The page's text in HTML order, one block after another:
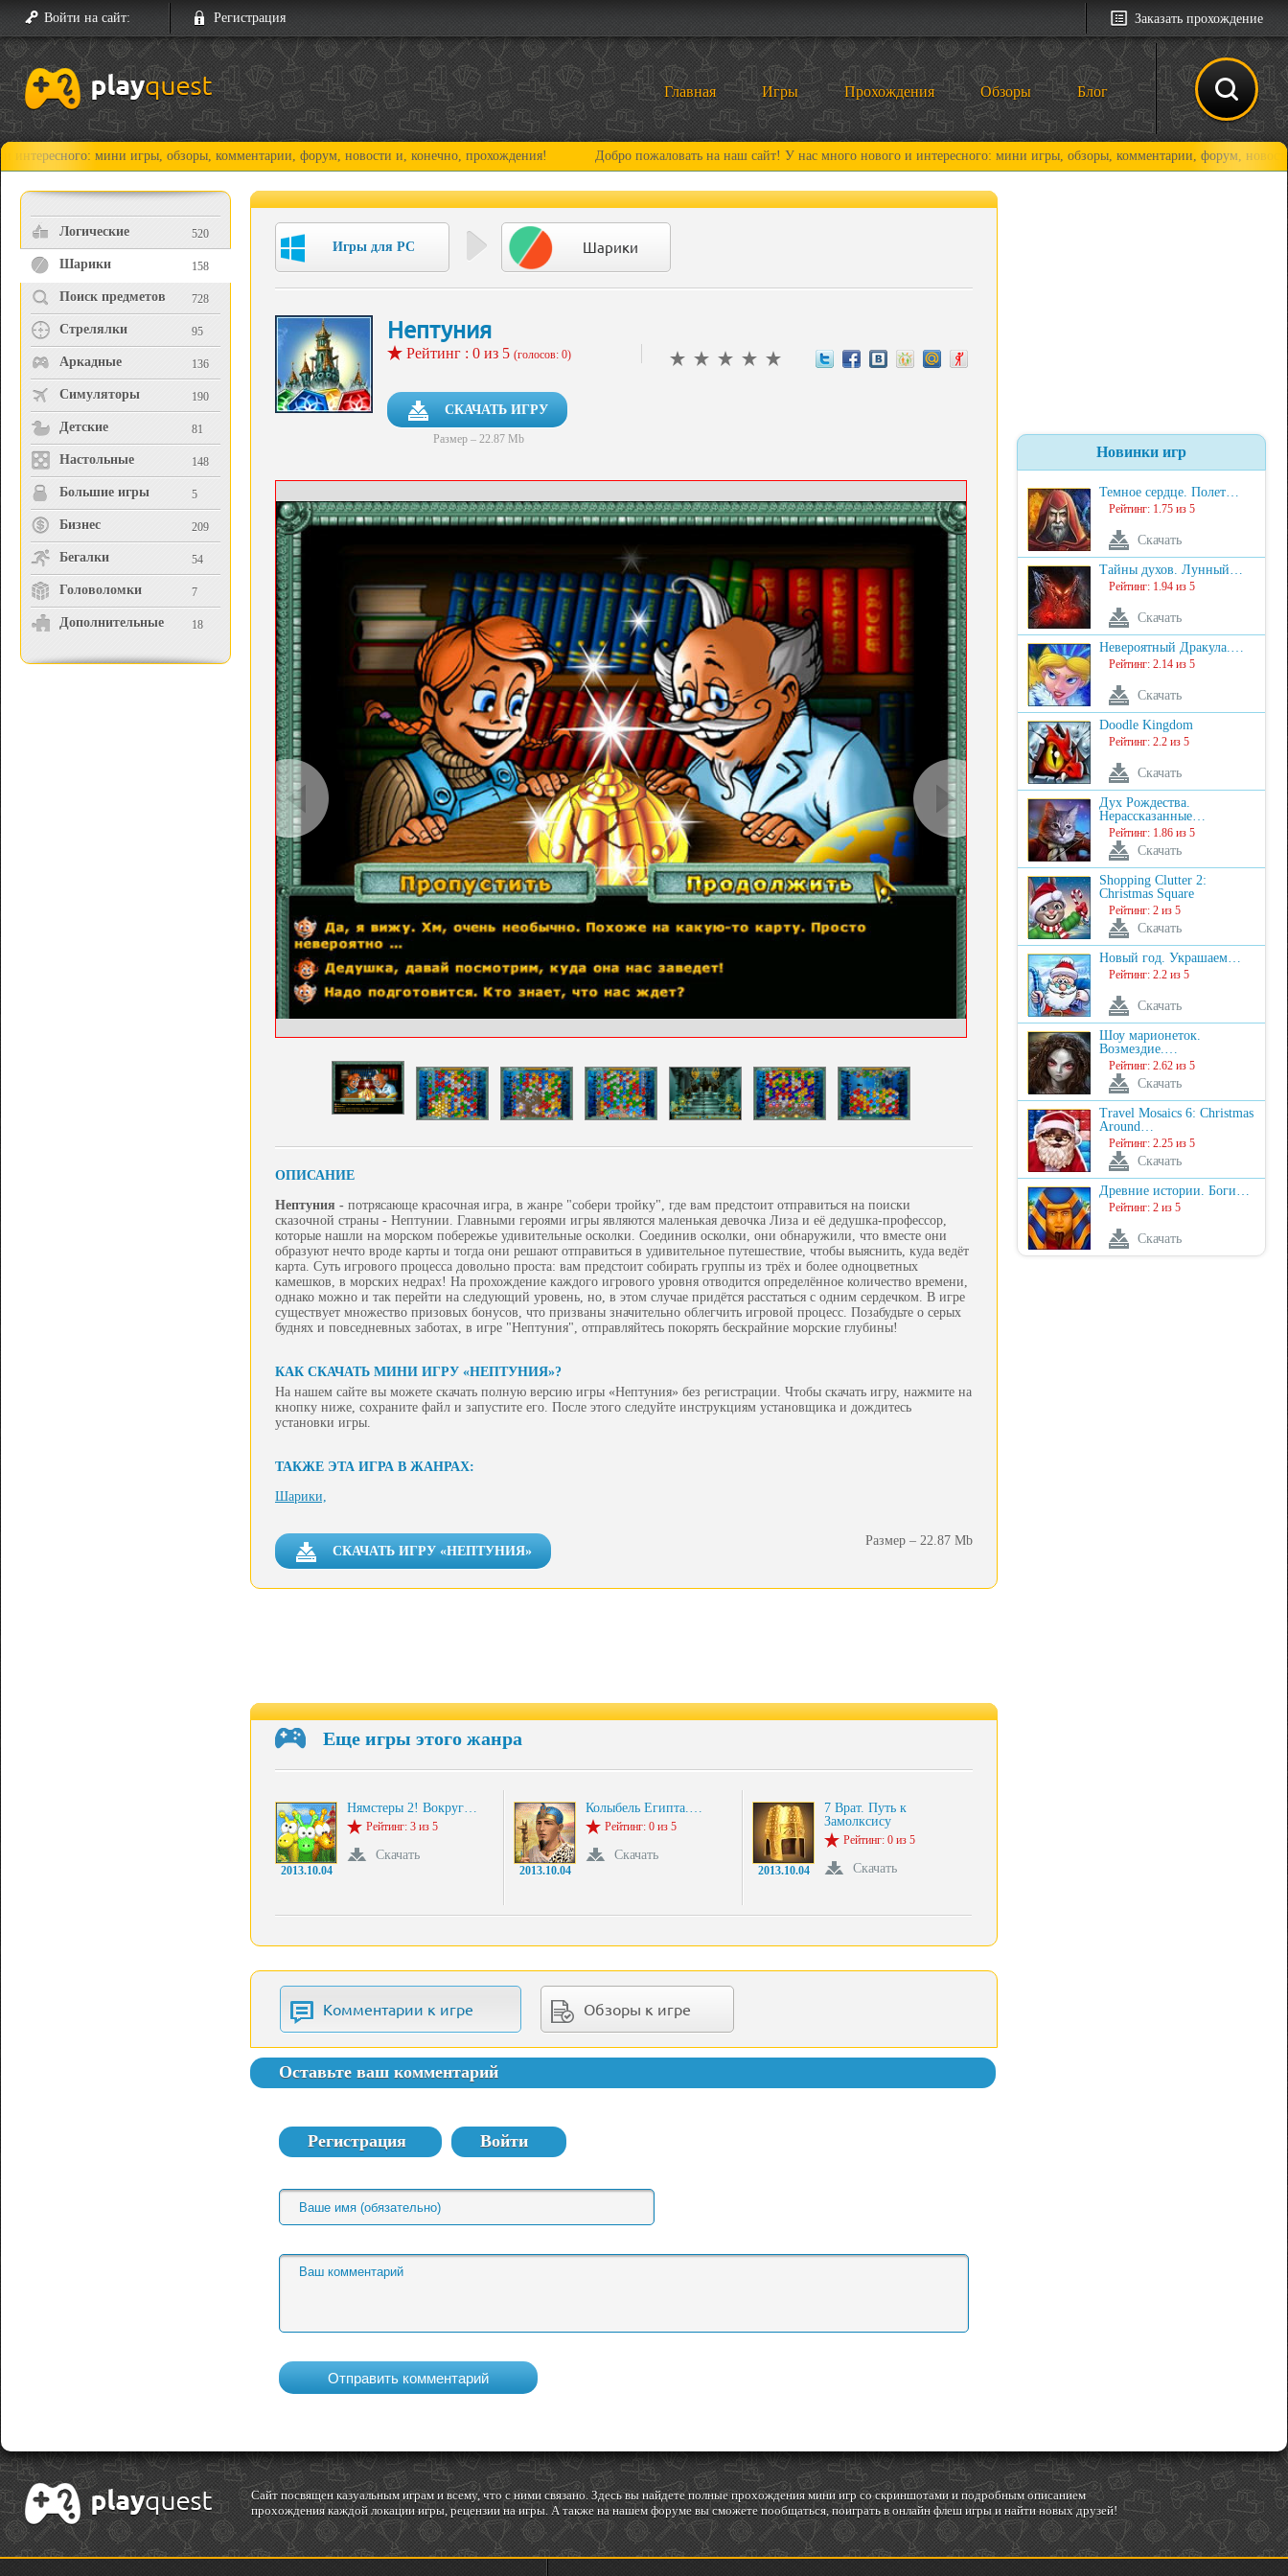
Войти на сайт: Регистрация Заказать прохождение
Главная Игры Прохождения Обзоры Блог
мини игры, обзоры, комментарии, форум, новости и, конечно, прохождения! Добро пожаловать на наш сайт! У нас много нового и интересного: мини игры, обзоры, комментарии, форум, новости и,
Логические 520
Шарики 158
Поиск предметов 728
Стрелялки 95
Аркадные 136
Симуляторы 190
Детские 81
Настольные 148
Большие игры 5
Бизнес 209
Бегалки 54
Головоломки 7
Дополнительные 18
Игры для PC Шарики
Нептуния
Рейтинг : 0 из 5 (голосов: 0)
СКАЧАТЬ ИГРУ
Размер – 22.87 Mb
ОПИСАНИЕ
Нептуния - потрясающе красочная игра, в жанре "собери тройку", где вам предстоит отправиться на поиски
сказочной страны - Нептунии. Главными героями игры являются маленькая девочка Лиза и её дедушка-профессор,
которые нашли на морском побережье удивительные осколки. Соединив осколки, они обнаружили, что вместе они
образуют нечто вроде карты и тогда они решают отправиться в удивительное путешествие, чтобы выяснить, куда ведёт
карта. Суть игрового процесса довольно проста: вам предстоит собирать группы из трёх и более одноцветных
камешков, в морских недрах! На прохождение каждого игрового уровня отводится определённое количество времени,
однако можно и так перейти на следующий уровень, но, в этом случае придётся расстаться с одним сердечком. В игре
существует множество призовых бонусов, что призваны значительно облегчить игровой процесс. Позабудьте о серых
буднях и повседневных заботах, в игре "Нептуния", отправляйтесь покорять бескрайние морские глубины!
КАК СКАЧАТЬ МИНИ ИГРУ «НЕПТУНИЯ»?
На нашем сайте вы можете скачать полную версию игры «Нептуния» без регистрации. Чтобы скачать игру, нажмите на
кнопку ниже, сохраните файл и запустите его. После этого следуйте инструкциям установщика и дождитесь
установки игры.
ТАКЖЕ ЭТА ИГРА В ЖАНРАХ:
Шарики,
СКАЧАТЬ ИГРУ «НЕПТУНИЯ»
Размер – 22.87 Mb
Еще игры этого жанра
2013.10.04
Нямстеры 2! Вокруг…
Рейтинг: 3 из 5
Скачать
2013.10.04
Колыбель Египта.…
Рейтинг: 0 из 5
Скачать
2013.10.04
7 Врат. Путь к
Замолксису
Рейтинг: 0 из 5
Скачать
Комментарии к игре Обзоры к игре
Оставьте ваш комментарий
Регистрация Войти
Новинки игр
Темное сердце. Полет…
Рейтинг: 1.75 из 5
Скачать
Тайны духов. Лунный…
Рейтинг: 1.94 из 5
Скачать
Невероятный Дракула.…
Рейтинг: 2.14 из 5
Скачать
Doodle Kingdom
Рейтинг: 2.2 из 5
Скачать
Дух Рождества.
Нерассказанные…
Рейтинг: 1.86 из 5
Скачать
Shopping Clutter 2:
Christmas Square
Рейтинг: 2 из 5
Скачать
Новый год. Украшаем…
Рейтинг: 2.2 из 5
Скачать
Шоу марионеток.
Возмездие.…
Рейтинг: 2.62 из 5
Скачать
Travel Mosaics 6: Christmas
Around…
Рейтинг: 2.25 из 5
Скачать
Древние истории. Боги…
Рейтинг: 2 из 5
Скачать
Cайт посвящен казуальным играм и всему, что с ними связано. Здесь вы найдете полные прохождения мини игр со скриншотами и подробным описанием
прохождения каждой локации игры, рецензии на игры. А также на нашем форуме вы сможете пообщаться, поиграть в онлайн флеш игры и найти новых друзей!